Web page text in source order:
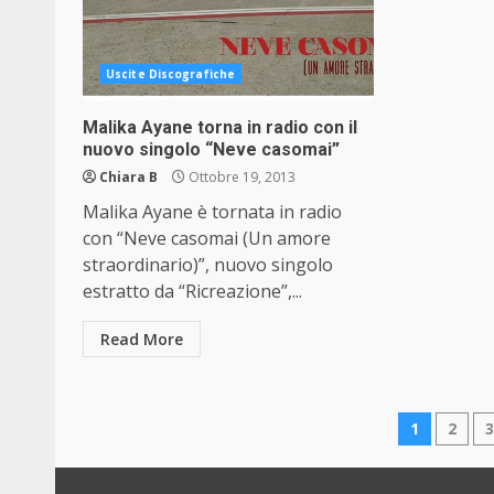
Uscite Discografiche
Malika Ayane torna in radio con il
nuovo singolo “Neve casomai”
Chiara B Ottobre 19, 2013
Malika Ayane è tornata in radio
con “Neve casomai (Un amore
straordinario)”, nuovo singolo
estratto da “Ricreazione”,...
Read More
degli
1 2 3